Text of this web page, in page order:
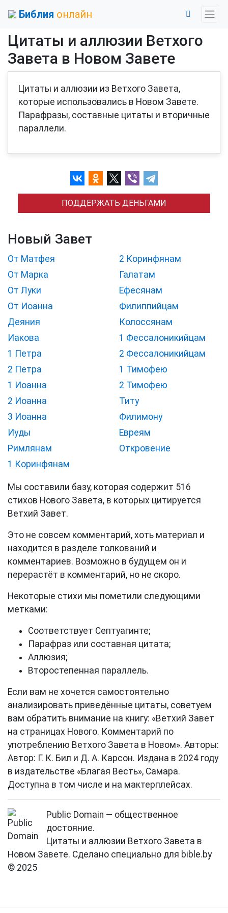
Библия онлайн
Цитаты и аллюзии Ветхого
Завета в Новом Завете
Цитаты и аллюзии из Ветхого Завета,
которые использовались в Новом Завете.
Парафразы, составные цитаты и вторичные
параллели.
ПОДДЕРЖАТЬ ДЕНЬГАМИ
Новый Завет
От Матфея
От Марка
От Луки
От Иоанна
Деяния
Иакова
1 Петра
2 Петра
1 Иоанна
2 Иоанна
3 Иоанна
Иуды
Римлянам
1 Коринфянам
2 Коринфянам
Галатам
Ефесянам
Филиппийцам
Колоссянам
1 Фессалоникийцам
2 Фессалоникийцам
1 Тимофею
2 Тимофею
Титу
Филимону
Евреям
Откровение
Мы составили базу, которая содержит 516
стихов Нового Завета, в которых цитируется
Ветхий Завет.
Это не совсем комментарий, хоть материал и
находится в разделе толкований и
комментариев. Возможно в будущем он и
перерастёт в комментарий, но не скоро.
Некоторые стихи мы пометили следующими
метками:
Соответствует Септуагинте;
Парафраз или составная цитата;
Аллюзия;
Второстепенная параллель.
Если вам не хочется самостоятельно
анализировать приведённые цитаты, советуем
вам обратить внимание на книгу: «Ветхий Завет
на страницах Нового. Комментарий по
употреблению Ветхого Завета в Новом». Авторы:
Автор: Г. К. Бил и Д. А. Карсон. Издана в 2024 году
в издательстве «Благая Весть», Самара.
Доступна в том числе и на мактерплейсах.
Public Domain — общественное
достояние.
Цитаты и аллюзии Ветхого Завета в
Новом Завете. Сделано специально для bible.by
© 2025